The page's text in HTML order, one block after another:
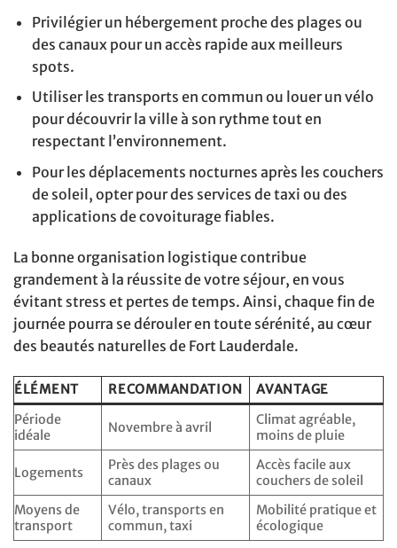
Privilégier un hébergement proche des plages ou
des canaux pour un accès rapide aux meilleurs
spots.
Utiliser les transports en commun ou louer un vélo
pour découvrir la ville à son rythme tout en
respectant l’environnement.
Pour les déplacements nocturnes après les couchers
de soleil, opter pour des services de taxi ou des
applications de covoiturage fiables.
La bonne organisation logistique contribue
grandement à la réussite de votre séjour, en vous
évitant stress et pertes de temps. Ainsi, chaque fin de
journée pourra se dérouler en toute sérénité, au cœur
des beautés naturelles de Fort Lauderdale.
ÉLÉMENT RECOMMANDATION
AVANTAGE
Période
idéale
Novembre à avril
Climat agréable,
moins de pluie
Logements
Près des plages ou
canaux
Accès facile aux
couchers de soleil
Moyens de
transport
Vélo, transports en
commun, taxi
Mobilité pratique et
écologique